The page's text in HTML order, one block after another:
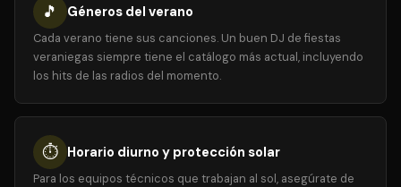
🎵 Géneros del verano
Cada verano tiene sus canciones. Un buen DJ de fiestas
veraniegas siempre tiene el catálogo más actual, incluyendo
los hits de las radios del momento.
⏱️ Horario diurno y protección solar
Para los equipos técnicos que trabajan al sol, asegúrate de